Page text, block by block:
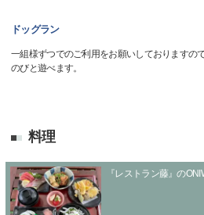
ドッグラン
一組様ずつでのご利用をお願いしておりますの
のびと遊べます。
料理
『レストラン藤』の